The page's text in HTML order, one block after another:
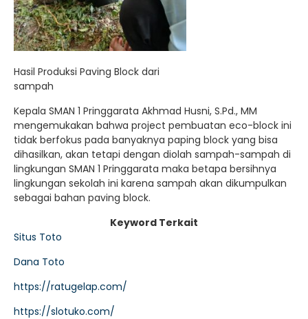
Hasil Produksi Paving Block dari
sampah
Kepala SMAN 1 Pringgarata Akhmad Husni, S.Pd., MM
mengemukakan bahwa project pembuatan eco-block ini
tidak berfokus pada banyaknya paping block yang bisa
dihasilkan, akan tetapi dengan diolah sampah-sampah di
lingkungan SMAN 1 Pringgarata maka betapa bersihnya
lingkungan sekolah ini karena sampah akan dikumpulkan
sebagai bahan paving block.
Keyword Terkait
Situs Toto
Dana Toto
https://ratugelap.com/
https://slotuko.com/